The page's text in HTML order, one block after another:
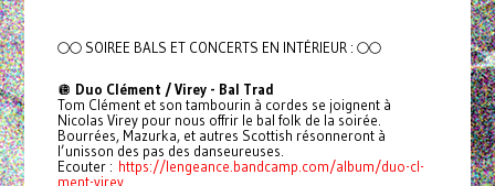
🌕🌕 SOIREE BALS ET CONCERTS EN INTÉRIEUR : 🌕🌕
🪩 Duo Clément / Virey - Bal Trad
Tom Clément et son tambourin à cordes se joignent à
Nicolas Virey pour nous offrir le bal folk de la soirée.
Bourrées, Mazurka, et autres Scottish résonneront à
l’unisson des pas des danseureuses.
Ecouter : https://lengeance.bandcamp.com/album/duo-cl-
ment-virey